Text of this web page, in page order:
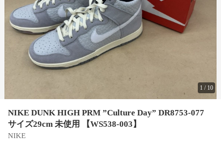
1 / 10
NIKE DUNK HIGH PRM ”Culture Day” DR8753-077
サイズ29cm 未使用 【WS538-003】
NIKE